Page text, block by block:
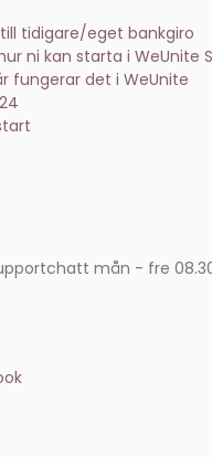
tidigare/eget bankgiro
ni kan starta i WeUnite
fungerar det i WeUnite
mån - fre